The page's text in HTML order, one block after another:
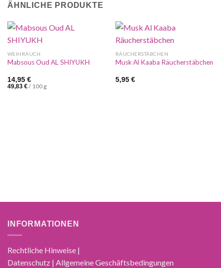
ÄHNLICHE PRODUKTE
WEIHRAUCH
Mabsous Oud AL SHIYUKH
14,95 €
49,83 €/ 100 g
RÄUCHERSTÄBCHEN
Musk Al Kaaba Räucherstäbchen
5,95 €
INFORMATIONEN
Rechtliche Hinweise |
Datenschutz | Allgemeine Geschäftsbedingungen